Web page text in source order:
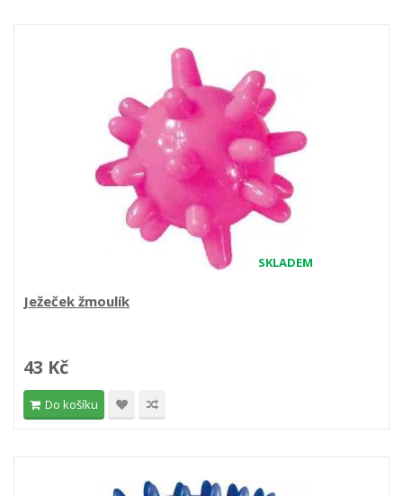
SKLADEM
Ježeček žmoulík
43 Kč
Do košíku